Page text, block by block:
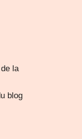
la
blog